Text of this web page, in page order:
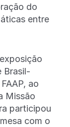
do
entre
Brasil-
ao
Missão
participou
com o